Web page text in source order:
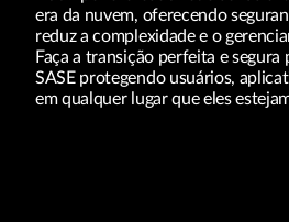
era da nuvem, oferecendo
reduz a complexidade e o
Faça a transição perfeita e
SASE protegendo usuários,
em qualquer lugar que eles